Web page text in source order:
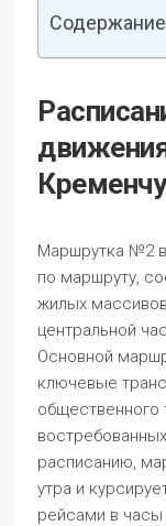
Содержание
Маршрутка №2
по маршруту,
жилых
центральной
Основной
ключевые
общественного
расписанию,
утра и
рейсами в часы